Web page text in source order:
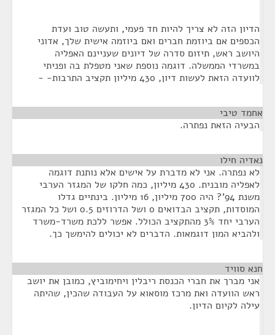
הדיון הזה לא צריך להיות חד פעמי, ותעשה טוב ועדת
הכספים אם ביוזמת חברים ואם ביוזמה אישית שלך, אדוני
היושב ראש, תיזום סדרה של דיונים שעניינם האפליה
במשרדי הממשלה. דוגמה נוספת שאני מטפלת בה ופניתי
לוועדה הזאת לעשות דיון, 430 מיליון תקציב התרבות- -
אחמד טיבי
הבעיה הזאת נפתרה.
נאדיה חילו
לא נפתרה. אני לא מדברת על אישים אלא נותנת דוגמה
לאפליה מובנית. 430 מיליון, כמה חלקו של המגזר הערבי
משנת 94'? היה 700 מיליון, 16 מיליון. בינתיים גדלו
המוסדות, תקציב הבדואים 0 ושל הדרוזים 0.5 ושל כל המגזר
הערבי יחד 3% מהתקציב הכולל. אפשר ללכת משרד-משרד
ולהביא המון דוגמאות. הדברים לא יכולים להימשך כך.
חנא סוויד
אני מברך את חברי הכנסת ריבלין ויחימוביץ, כמובן את יושב
ראש הוועדה ואת מרכז מוסאוא על העבודה שהכין, שהיתה
עילה לקיום הדיון.